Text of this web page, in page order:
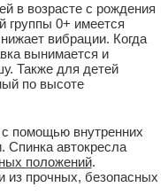
в возрасте с рождения
группы 0+ имеется
вибрации. Когда
вынимается и
Также для детей
по высоте
помощью внутренних
Спинка автокресла
положений.
из прочных, безопасных